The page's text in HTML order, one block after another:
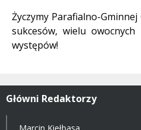
Życzymy Parafialno-
sukcesów, wielu
występów!
Główni Redaktorzy
Marcin Kiełbasa